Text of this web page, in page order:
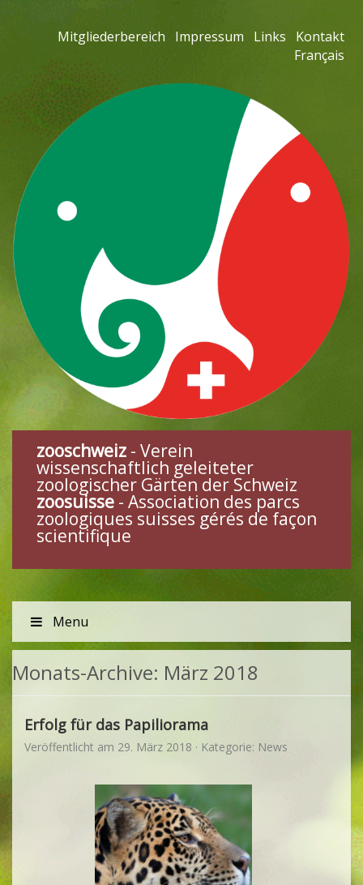
Mitgliederbereich Impressum Links
Kontakt
Français
zooschweiz - Verein
wissenschaftlich geleiteter
zoologischer Gärten der Schweiz
zoosuisse - Association des parcs
zoologiques suisses gérés de façon
scientifique
Menu
Monats-Archive: März 2018
Erfolg für das Papiliorama
Veröffentlicht am 29. März 2018 · Kategorie: News